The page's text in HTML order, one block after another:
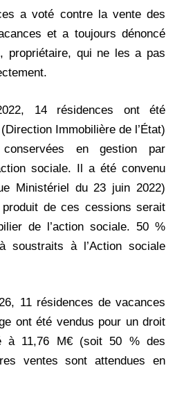
a voté contre la vente des
et a toujours dénoncé
propriétaire, qui ne les a pas
14 résidences ont été
Immobilière de l’État)
en gestion par
sociale. Il a été convenu
Ministériel du 23 juin 2022)
de ces cessions serait
de l’action sociale. 50 %
soustraits à l’Action sociale
11 résidences de vacances
ont été vendus pour un droit
à 11,76 M€ (soit 50 % des
ventes sont attendues en